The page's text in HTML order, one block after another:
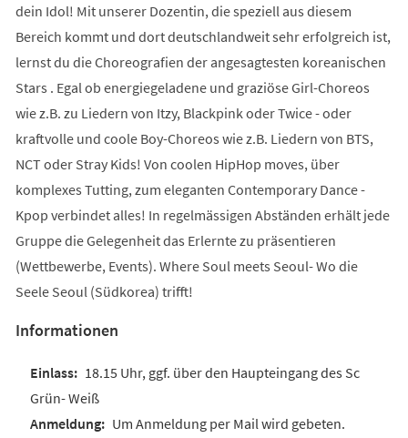
dein Idol! Mit unserer Dozentin, die speziell aus diesem
Bereich kommt und dort deutschlandweit sehr erfolgreich ist,
lernst du die Choreografien der angesagtesten koreanischen
Stars . Egal ob energiegeladene und graziöse Girl-Choreos
wie z.B. zu Liedern von Itzy, Blackpink oder Twice - oder
kraftvolle und coole Boy-Choreos wie z.B. Liedern von BTS,
NCT oder Stray Kids! Von coolen HipHop moves, über
komplexes Tutting, zum eleganten Contemporary Dance -
Kpop verbindet alles! In regelmässigen Abständen erhält jede
Gruppe die Gelegenheit das Erlernte zu präsentieren
(Wettbewerbe, Events). Where Soul meets Seoul- Wo die
Seele Seoul (Südkorea) trifft!
Informationen
18.15 Uhr, ggf. über den Haupteingang des Sc
Grün- Weiß
Um Anmeldung per Mail wird gebeten.